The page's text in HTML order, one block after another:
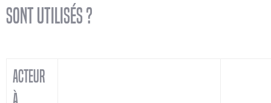
sont utilisés ?
Acteur